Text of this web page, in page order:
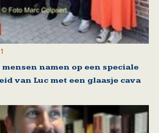
mensen namen op een speciale
van Luc met een glaasje cava